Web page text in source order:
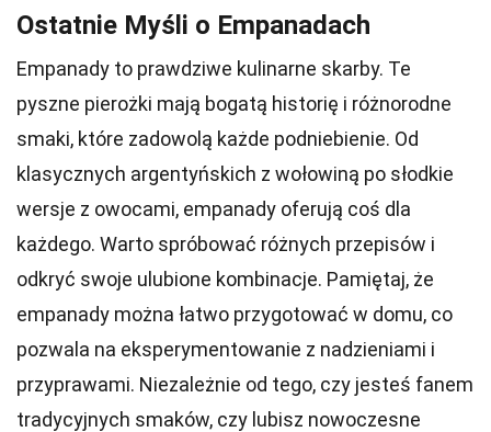
Ostatnie Myśli o Empanadach
Empanady to prawdziwe kulinarne skarby. Te
pyszne pierożki mają bogatą historię i różnorodne
smaki, które zadowolą każde podniebienie. Od
klasycznych argentyńskich z wołowiną po słodkie
wersje z owocami, empanady oferują coś dla
każdego. Warto spróbować różnych przepisów i
odkryć swoje ulubione kombinacje. Pamiętaj, że
empanady można łatwo przygotować w domu, co
pozwala na eksperymentowanie z nadzieniami i
przyprawami. Niezależnie od tego, czy jesteś fanem
tradycyjnych smaków, czy lubisz nowoczesne